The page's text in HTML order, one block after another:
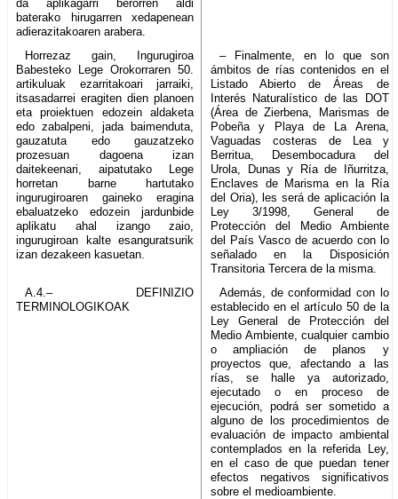
da aplikagarri berorren aldi
baterako hirugarren xedapenean
adierazitakoaren arabera.
Horrezaz gain, Ingurugiroa
Babesteko Lege Orokorraren 50.
artikuluak ezarritakoari jarraiki,
itsasadarrei eragiten dien planoen
eta proiektuen edozein aldaketa
edo zabalpeni, jada baimenduta,
gauzatuta edo gauzatzeko
prozesuan dagoena izan
daitekeenari, aipatutako Lege
horretan barne hartutako
ingurugiroaren gaineko eragina
ebaluatzeko edozein jardunbide
aplikatu ahal izango zaio,
ingurugiroan kalte esanguratsurik
izan dezakeen kasuetan.
– Finalmente, en lo que son
ámbitos de rías contenidos en el
Listado Abierto de Áreas de
Interés Naturalístico de las DOT
(Área de Zierbena, Marismas de
Pobeña y Playa de La Arena,
Vaguadas costeras de Lea y
Berritua, Desembocadura del
Urola, Dunas y Ría de Iñurritza,
Enclaves de Marisma en la Ría
del Oria), les será de aplicación la
Ley 3/1998, General de
Protección del Medio Ambiente
del País Vasco de acuerdo con lo
señalado en la Disposición
Transitoria Tercera de la misma.
A.4.– DEFINIZIO
TERMINOLOGIKOAK
Además, de conformidad con lo
establecido en el artículo 50 de la
Ley General de Protección del
Medio Ambiente, cualquier cambio
o ampliación de planos y
proyectos que, afectando a las
rías, se halle ya autorizado,
ejecutado o en proceso de
ejecución, podrá ser sometido a
alguno de los procedimientos de
evaluación de impacto ambiental
contemplados en la referida Ley,
en el caso de que puedan tener
efectos negativos significativos
sobre el medioambiente.